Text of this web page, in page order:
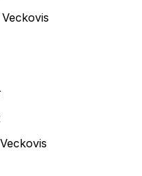
Veckovis
Veckovis